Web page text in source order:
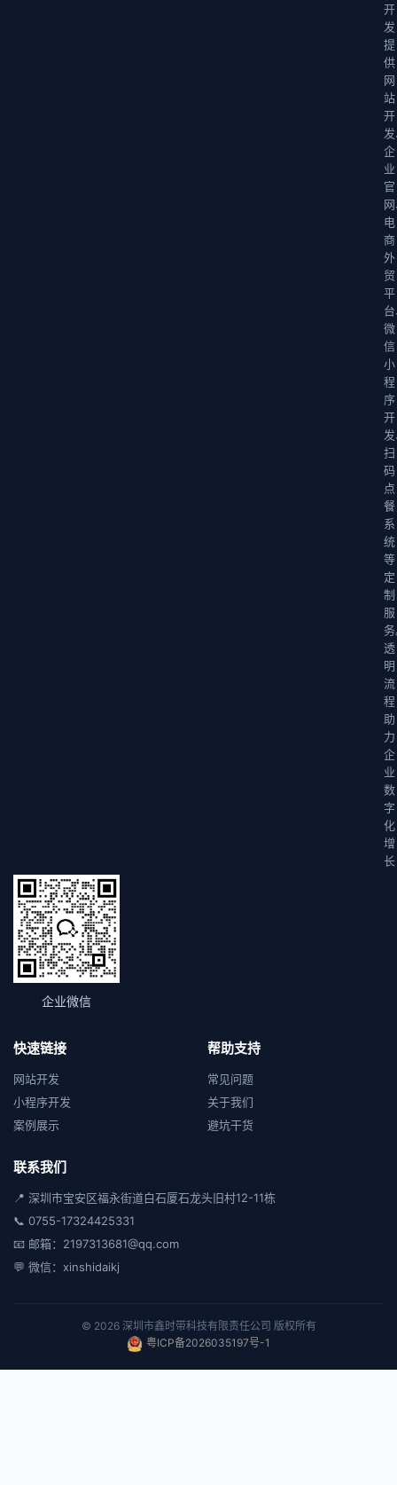
开
提
供
网
站
开
企
业
官
电
商
外
贸
平
微
信
小
程
序
开
扫
码
点
餐
系
统
等
定
制
服
透
明
流
助
力
企
业
数
字
化
增
长
企业微信
快速链接
网站开发
小程序开发
案例展示
帮助支持
常见问题
关于我们
避坑干货
联系我们
📍 深圳市宝安区福永街道白石厦石龙头旧村12-11栋
📞 0755-17324425331
📧 邮箱：2197313681@qq.com
💬 微信：xinshidaikj
© 2026 深圳市鑫时带科技有限责任公司 版权所有
粤ICP备2026035197号-1